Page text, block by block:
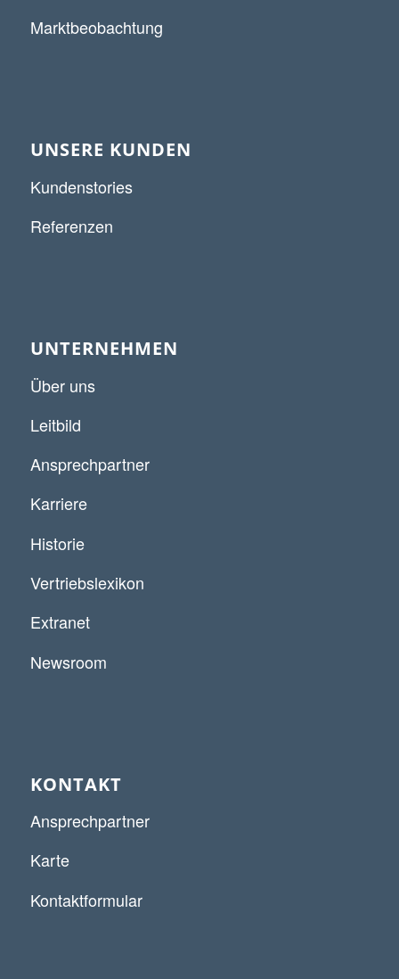
Marktbeobachtung
UNSERE KUNDEN
Kundenstories
Referenzen
UNTERNEHMEN
Über uns
Leitbild
Ansprechpartner
Karriere
Historie
Vertriebslexikon
Extranet
Newsroom
KONTAKT
Ansprechpartner
Karte
Kontaktformular